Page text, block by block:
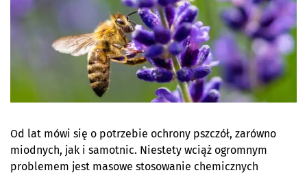
Od lat mówi się o potrzebie ochrony pszczół, zarówno
miodnych, jak i samotnic. Niestety wciąż ogromnym
problemem jest masowe stosowanie chemicznych